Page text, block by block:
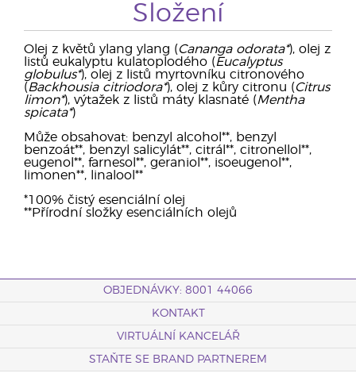
Složení
Olej z květů ylang ylang (Cananga odorata*), olej z
listů eukalyptu kulatoplodého (Eucalyptus
globulus*), olej z listů myrtovníku citronového
(Backhousia citriodora*), olej z kůry citronu (Citrus
limon*), výtažek z listů máty klasnaté (Mentha
spicata*)
Může obsahovat: benzyl alcohol**, benzyl
benzoát**, benzyl salicylát**, citrál**, citronellol**,
eugenol**, farnesol**, geraniol**, isoeugenol**,
limonen**, linalool**
*100% čistý esenciální olej
**Přírodní složky esenciálních olejů
OBJEDNÁVKY: 8001 44066
KONTAKT
VIRTUÁLNÍ KANCELÁŘ
STAŇTE SE BRAND PARTNEREM